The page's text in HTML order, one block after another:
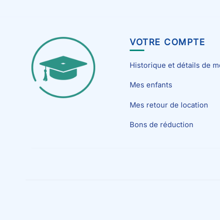
VOTRE COMPTE
Historique et détails de
Mes enfants
Mes retour de location
Bons de réduction